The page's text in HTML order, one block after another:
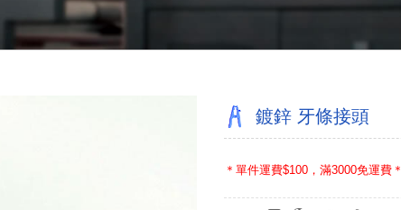
鍍鋅 牙條接頭
＊單件運費$100，滿3000免運費＊